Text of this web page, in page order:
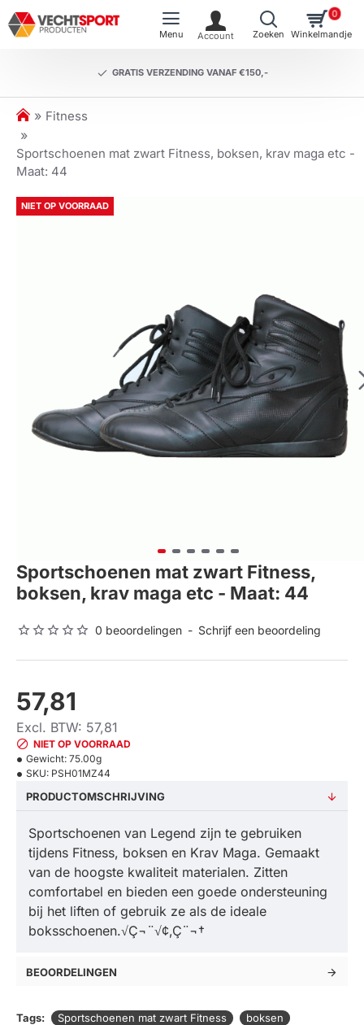
GRATIS VERZENDING VANAF €150,-
0
h
m
e
Fitness
Sportschoenen mat zwart Fitness, boksen, krav maga etc -
Maat: 44
NIET OP VOORRAAD
Sportschoenen mat zwart Fitness,
boksen, krav maga etc - Maat: 44
0 beoordelingen - Schrijf een beoordeling
57,81
Excl. BTW: 57,81
NIET OP VOORRAAD
Gewicht: 75.00g
SKU: PSH01MZ44
PRODUCTOMSCHRIJVING
Sportschoenen van Legend zijn te gebruiken
tijdens Fitness, boksen en Krav Maga. Gemaakt
van de hoogste kwaliteit materialen. Zitten
comfortabel en bieden een goede ondersteuning
bij het liften of gebruik ze als de ideale
boksschoenen.√Ç¬¨√¢‚Ç¨¬†
BEOORDELINGEN
Tags: Sportschoenen mat zwart Fitness
boksen